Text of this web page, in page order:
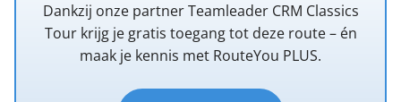
Dankzij onze partner Teamleader CRM Classics
Tour krijg je gratis toegang tot deze route – én
maak je kennis met RouteYou PLUS.